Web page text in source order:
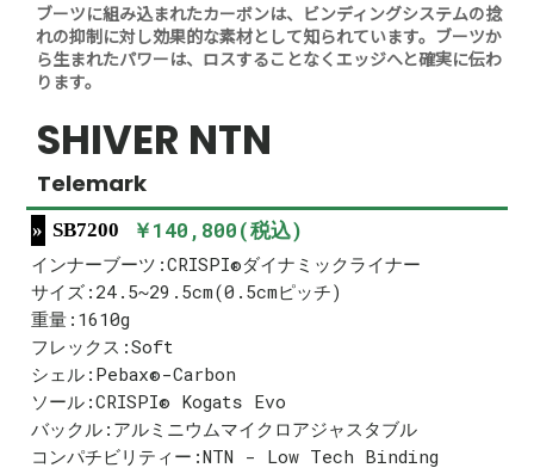
ブーツに組み込まれたカーボンは、ビンディングシステムの捻
れの抑制に対し効果的な素材として知られています。ブーツか
ら生まれたパワーは、ロスすることなくエッジへと確実に伝わ
ります。
SHIVER NTN
Telemark
SB7200 ￥140,800(税込)
インナーブーツ:CRISPI®ダイナミックライナー
サイズ:24.5~29.5cm(0.5cmピッチ)
重量:1610g
フレックス:Soft
シェル:Pebax®-Carbon
ソール:CRISPI® Kogats Evo
バックル:アルミニウムマイクロアジャスタブル
コンパチビリティー:NTN - Low Tech Binding